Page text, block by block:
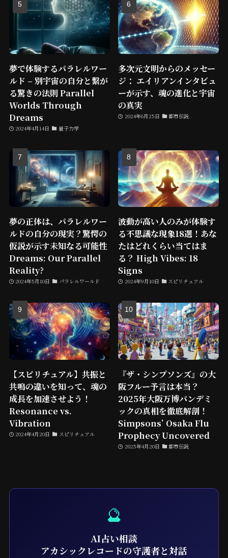
夢で体験するパラレルワー
ルド – 別宇宙の自分と繋が
る驚きの法則 Parallel
Worlds Through
Dreams
2024年4月14日 量子力学
多次元文明からのメッセー
ジ： エイリアンインタビュ
ーが示す、魂の進化と宇宙
の真実
2024年6月25日 都市伝説
夢の正体は、パラレルワー
ルドの自分の現実？驚愕の
仮説が示す未知なる可能性
Dreams: Our Parallel
Reality?
2024年5月10日 パラレルワールド
波動が高い人のみが体験す
る不思議な現象18選！あな
たはどれくらい当てはま
る？ High Vibes: 18
Signs
2024年9月10日 スピリチュアル
【スピリチュアル】共振と
共鳴の違いを知って、魂の
成長を加速させよう！
Resonance vs.
Vibration
2024年4月20日 スピリチュアル
『ザ・シンプソンズ』の大
阪フルー予言は本当？
2025年大阪万博パンデミ
ックの真相を徹底解剖！
Simpsons’ Osaka Flu
Prophecy Uncovered
2025年4月20日 都市伝説
🔮
AI占い相談
アカシックレコードの守護者と対話